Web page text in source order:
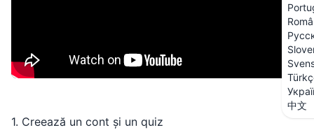
中文
1. Creează un cont și un quiz